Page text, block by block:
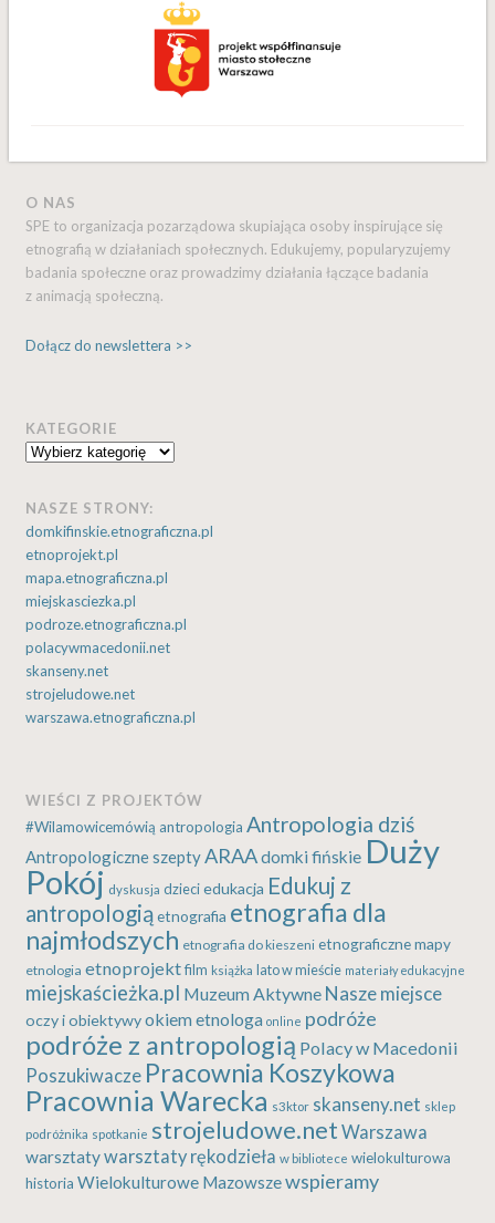
O NAS
SPE to organizacja pozarządowa skupiająca osoby inspirujące się
etnografią w działaniach społecznych. Edukujemy, popularyzujemy
badania społeczne oraz prowadzimy działania łączące badania
z animacją społeczną.
Dołącz do newslettera >>
KATEGORIE
Kategorie
NASZE STRONY:
domkifinskie.etnograficzna.pl
etnoprojekt.pl
mapa.etnograficzna.pl
miejskasciezka.pl
podroze.etnograficzna.pl
polacywmacedonii.net
skanseny.net
strojeludowe.net
warszawa.etnograficzna.pl
WIEŚCI Z PROJEKTÓW
#Wilamowicemówią antropologia Antropologia dziś
Antropologiczne szeptyARAAdomki fińskie Duży
Pokój dyskusja dzieci edukacja Edukuj z
antropologiąetnografia etnografia dla
najmłodszych etnografia do kieszeni etnograficzne mapy
etnologia etnoprojekt film książka lato w mieście materiały edukacyjne
miejskaścieżka.pl Muzeum Aktywne Nasze miejsce
oczy i obiektywyokiem etnologa online podróże
podróże z antropologią Polacy w Macedonii
Poszukiwacze Pracownia Koszykowa
Pracownia Warecka s3ktor skanseny.net sklep
podróżnika spotkanie strojeludowe.net Warszawa
warsztatywarsztaty rękodzieła w bibliotece wielokulturowa
historia Wielokulturowe Mazowszewspieramy